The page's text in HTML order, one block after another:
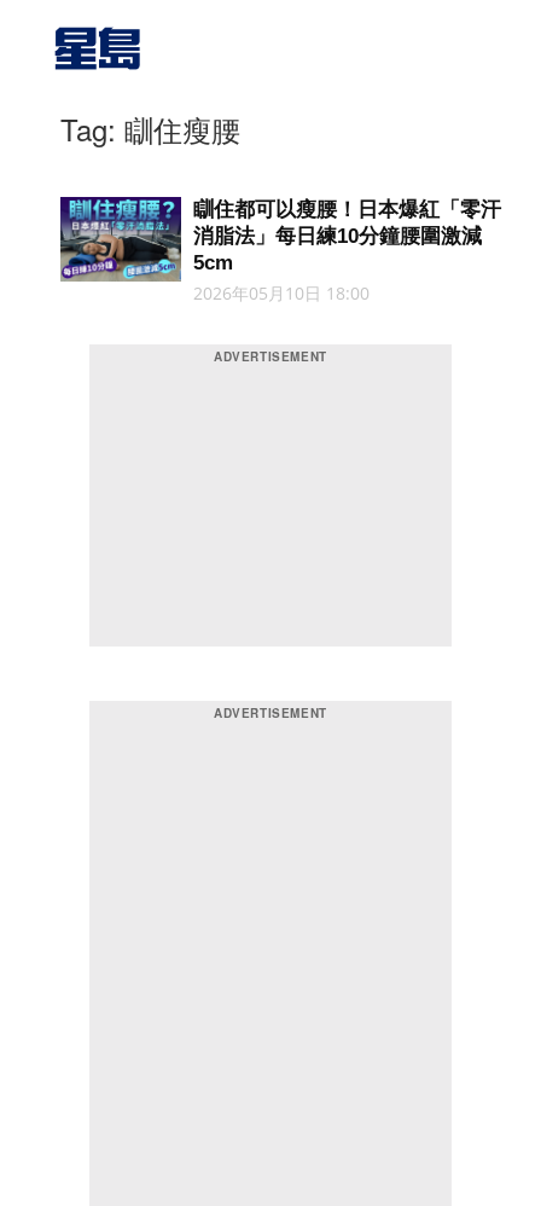
Tag: 瞓住瘦腰
瞓住都可以瘦腰！日本爆紅「零汗
消脂法」每日練10分鐘腰圍激減
5cm
2026年05月10日 18:00